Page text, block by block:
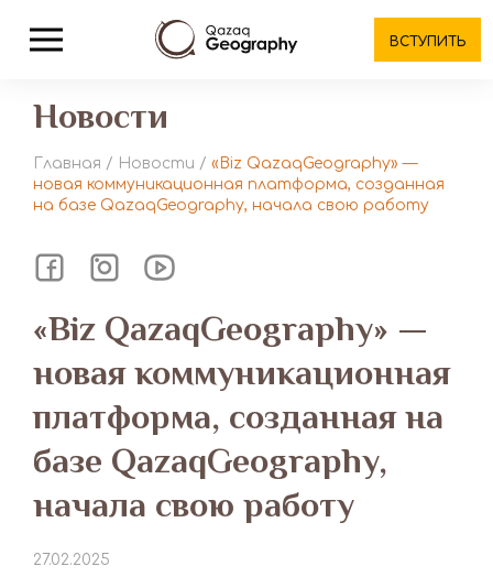
ВСТУПИТЬ
Новости
Главная / Новости / «Biz QazaqGeography» —
новая коммуникационная платформа, созданная
на базе QazaqGeography, начала свою работу
«Biz QazaqGeography» —
новая коммуникационная
платформа, созданная на
базе QazaqGeography,
начала свою работу
27.02.2025